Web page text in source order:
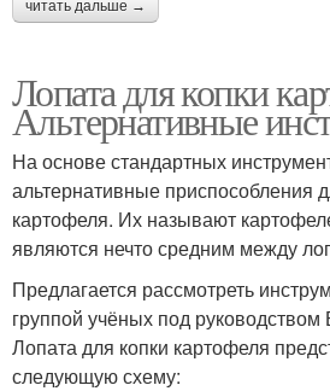
читать дальше →
Лопата для копки
Альтернативные
На основе стандартных
альтернативные приспособления
картофеля. Их называют
являются нечто средним между
Предлагается рассмотреть
группой учёных под
Лопата для копки картофеля
следующую схему: